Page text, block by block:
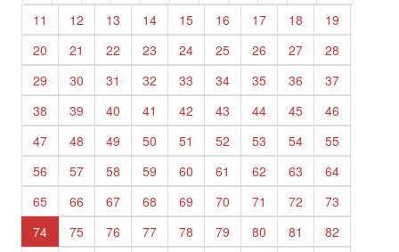
11
12 13 14 15 16 17 18
19
20
21 22 23 24 25 26 27
28
29
30 31 32 33 34 35 36
37
38
39 40 41 42 43 44 45
46
47
48 49 50 51 52 53 54
55
56
57 58 59 60 61 62 63
64
65
66 67 68 69 70 71 72
73
74
75 76 77 78 79 80 81
82